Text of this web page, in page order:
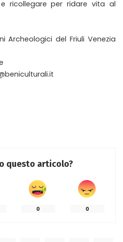
ricollegare per ridare vita al
Archeologici del Friuli Venezia
questo articolo?
0 0